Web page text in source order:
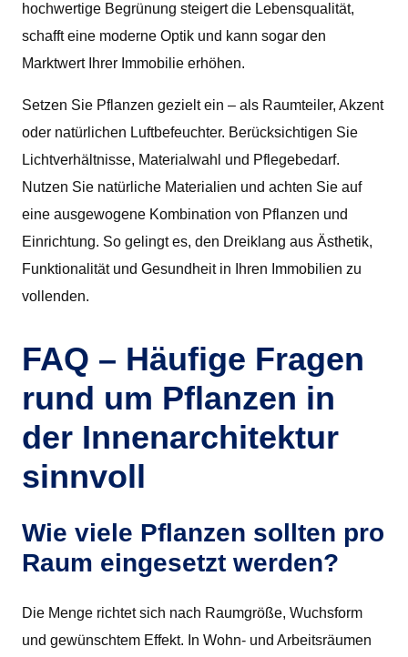
hochwertige Begrünung steigert die Lebensqualität,
schafft eine moderne Optik und kann sogar den
Marktwert Ihrer Immobilie erhöhen.
Setzen Sie Pflanzen gezielt ein – als Raumteiler, Akzent
oder natürlichen Luftbefeuchter. Berücksichtigen Sie
Lichtverhältnisse, Materialwahl und Pflegebedarf.
Nutzen Sie natürliche Materialien und achten Sie auf
eine ausgewogene Kombination von Pflanzen und
Einrichtung. So gelingt es, den Dreiklang aus Ästhetik,
Funktionalität und Gesundheit in Ihren Immobilien zu
vollenden.
FAQ – Häufige Fragen
rund um Pflanzen in
der Innenarchitektur
sinnvoll
Wie viele Pflanzen sollten pro
Raum eingesetzt werden?
Die Menge richtet sich nach Raumgröße, Wuchsform
und gewünschtem Effekt. In Wohn- und Arbeitsräumen